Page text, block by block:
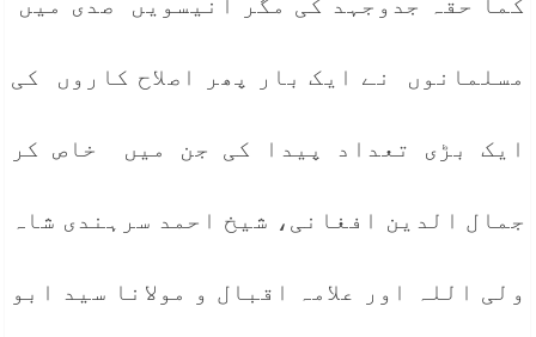
مسلمانوں نے ایک بار پھر اصلاح کاروں کی
ایک بڑی تعداد پیدا کی جن میں خاص کر
جمال الدین افغانی، شیخ احمد سرہندی شاہ
ولی اللہ اور علامہ اقبال و مولانا سید ابو